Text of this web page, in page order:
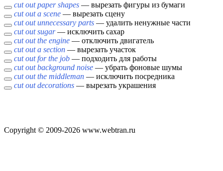
cut out paper shapes — вырезать фигуры из бумаги
cut out a scene — вырезать сцену
cut out unnecessary parts — удалить ненужные части
cut out sugar— исключить сахар
cut out the engine — отключить двигатель
cut out a section — вырезать участок
cut out for the job — подходить для работы
cut out background noise — убрать фоновые шумы
cut out the middleman — исключить посредника
cut out decorations — вырезать украшения
Copyright © 2009-2026 www.webtran.ru